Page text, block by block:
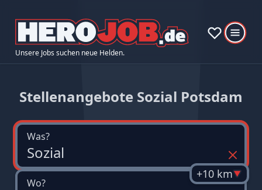
Unsere Jobs suchen neue Helden.
Stellenangebote Sozial Potsdam
Was?
Wo?
+10 km